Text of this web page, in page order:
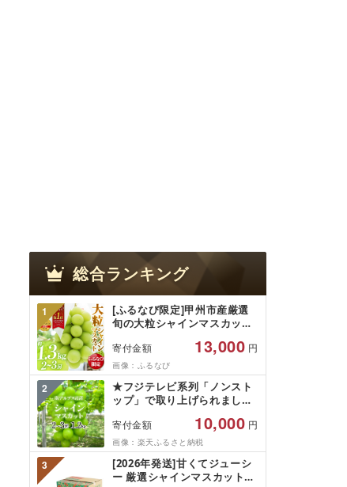
総合ランキング
1
[ふるなび限定]甲州市産厳選
旬の大粒シャインマスカット
(MG)B12-472 FN-Limited-
VO シャインマスカット フル
ーツ
寄付金額 13,000 円
画像：ふるなび
2
★フジテレビ系列「ノンスト
ップ」で取り上げられました!
ルプス市産シャインマスカッ
ト1.2kg以上(2〜3房)ふるさと
納税 おすすめ 山梨県 南アル
プス市 送料無料 AL
寄付金額 10,000 円
画像：楽天ふるさと納税
3
[2026年発送]甘くてジューシ
ー 厳選シャインマスカット